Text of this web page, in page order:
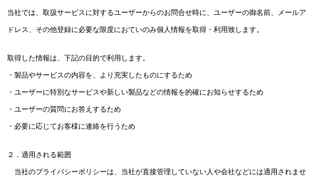
当社では、取扱サービスに対するユーザーからのお問合せ時に、ユーザーの御名前、メールア
ドレス、その他登録に必要な限度におていのみ個人情報を取得・利用致します。
取得した情報は、下記の目的で利用します。
・製品やサービスの内容を、より充実したものにするため
・ユーザーに特別なサービスや新しい製品などの情報を的確にお知らせするため
・ユーザーの質問にお答えするため
・必要に応じてお客様に連絡を行うため
２．適用される範囲
当社のプライバシーポリシーは、当社が直接管理していない人や会社などには適用されませ